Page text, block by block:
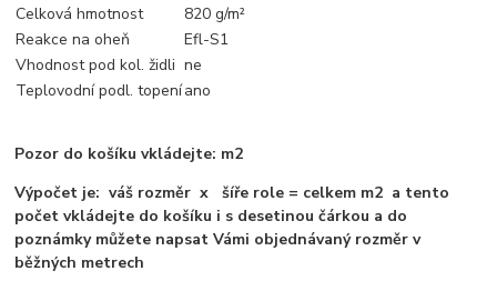
Celková hmotnost
820 g/m²
Reakce na oheň
Efl-S1
Vhodnost pod kol. židli ne
Teplovodní podl. topeníano
Pozor do košíku vkládejte: m2
Výpočet je: váš rozměr x šíře role = celkem m2 a tento
počet vkládejte do košíku i s desetinou čárkou a do
poznámky můžete napsat Vámi objednávaný rozměr v
běžných metrech